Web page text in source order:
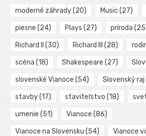
moderné záhrady(20) Music (27)
piesne (24) Plays (27) príroda
Richard II (30) Richard III (28)
scéna (18) Shakespeare (27)
slovenské Vianoce (54) Slovenský raj
stavby(17) staviteľstvo (18)
umenie (51) Vianoce (86)
Vianoce na Slovensku (54) Vianoce